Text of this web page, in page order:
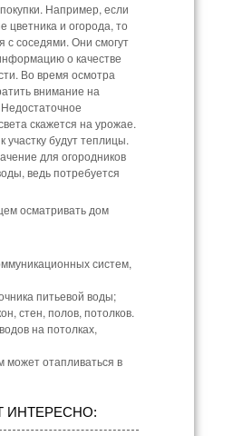
Например, если
цветника и огорода, то
соседями. Они смогут
о качестве
Во время осмотра
внимание на
скажется на урожае.
будут теплицы.
для огородников
ведь потребуется
осматривать дом
систем,
питьевой воды;
стен, полов, потолков.
на потолках,
может отапливаться в
ИНТЕРЕСНО: